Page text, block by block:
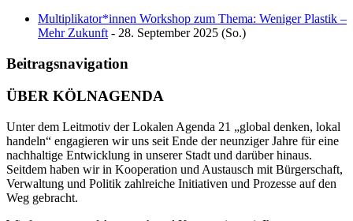
Multiplikator*innen Workshop zum Thema: Weniger Plastik –
Mehr Zukunft- 28. September 2025 (So.)
Beitragsnavigation
ÜBER KÖLNAGENDA
Unter dem Leitmotiv der Lokalen Agenda 21 „global denken, lokal
handeln“ engagieren wir uns seit Ende der neunziger Jahre für eine
nachhaltige Entwicklung in unserer Stadt und darüber hinaus.
Seitdem haben wir in Kooperation und Austausch mit Bürgerschaft,
Verwaltung und Politik zahlreiche Initiativen und Prozesse auf den
Weg gebracht.